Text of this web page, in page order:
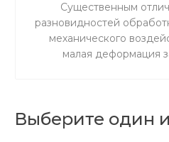
Существенным
разновидностей
механического
малая деформация
Выберите один